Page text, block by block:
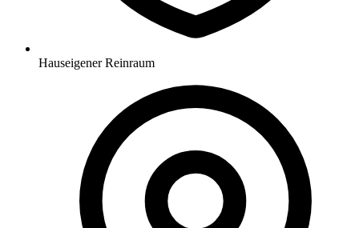
Hauseigener Reinraum